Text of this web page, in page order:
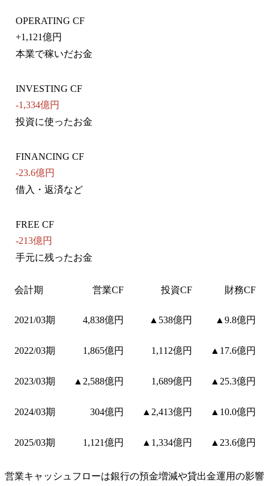
OPERATING CF
+1,121億円
本業で稼いだお金
INVESTING CF
-1,334億円
投資に使ったお金
FINANCING CF
-23.6億円
借入・返済など
FREE CF
-213億円
手元に残ったお金
会計期 営業CF 投資CF 財務CF
2021/03期 4,838億円 ▲538億円 ▲9.8億円
2022/03期 1,865億円 1,112億円 ▲17.6億円
2023/03期 ▲2,588億円 1,689億円 ▲25.3億円
2024/03期 304億円 ▲2,413億円 ▲10.0億円
2025/03期 1,121億円 ▲1,334億円 ▲23.6億円
営業キャッシュフローは銀行の預金増減や貸出金運用の影響